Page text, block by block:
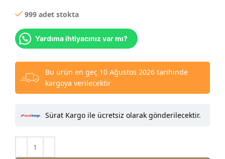
999 adet stokta
Yardıma ihtiyacınız var mı?
Bu ürün en geç 10 Ağustos 2026 tarihinde
kargoya verilecektir
Sürat Kargo ile ücretsiz olarak gönderilecektir.